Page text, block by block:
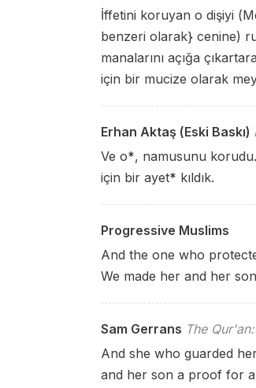
İffetini koruyan o dişiyi
benzeri olarak} cenine)
manalarını açığa
için bir mucize olarak
Erhan Aktaş (Eski Baskı)
Ve o*, namusunu
için bir ayet* kıldık.
Progressive Muslims
And the one who
We made her and her
Sam Gerrans The
And she who guarded
and her son a proof for